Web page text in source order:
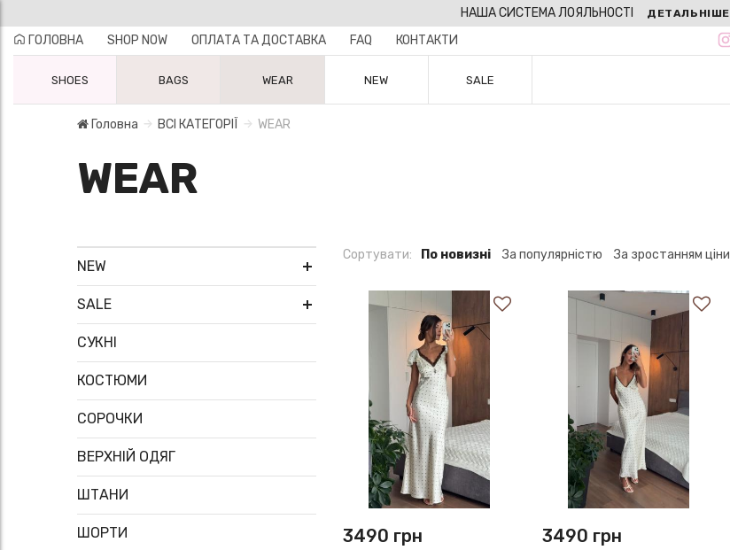
ГОЛОВНА SHOP NOW ОПЛАТА ТА ДОСТАВКА FAQ КОНТАКТИ
НАША СИСТЕМА ЛОЯЛЬНОСТІ ДЕТАЛЬНІШЕ
SHOES BAGS WEAR NEW SALE
Головна ВСІ КАТЕГОРІЇ WEAR
WEAR
NEW
SALE
СУКНІ
КОСТЮМИ
СОРОЧКИ
ВЕРХНІЙ ОДЯГ
ШТАНИ
ШОРТИ
Сортувати: По новизні За популярністю За зростанням ціни
3490 грн 3490 грн